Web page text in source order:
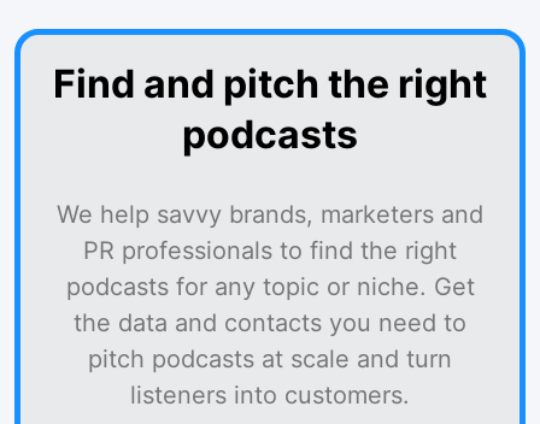
Find and pitch the right
podcasts
We help savvy brands, marketers and
PR professionals to find the right
podcasts for any topic or niche. Get
the data and contacts you need to
pitch podcasts at scale and turn
listeners into customers.